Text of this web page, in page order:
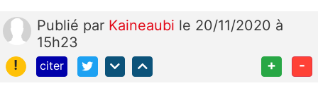
Publié par Kaineaubi le 20/11/2020 à
15h23
!
citer + -